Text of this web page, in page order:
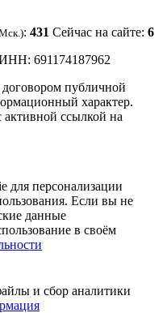
: 431 Сейчас на сайте: 6
691174187962
публичной
характер.
активной ссылкой на
для персонализации
Если вы не
данные
в своём
и сбор аналитики